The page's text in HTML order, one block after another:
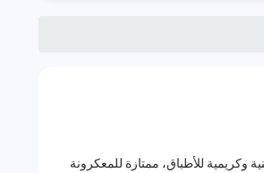
لمسة غنية وكريمية للأطباق، ممتازة للمعكرونة